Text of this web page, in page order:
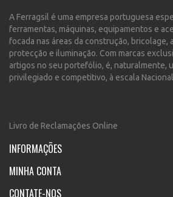
A Ferragsil é uma empresa portuguesa
ferramentas, máquinas, equipamentos e
focada nas áreas da construção, bricolage,
protecção e iluminação. Com marcas
artigos no seu portefólio, é, naturalmente,
privilegiado e competitivo, à escala
Livro de Reclamações Online
INFORMAÇÕES
MINHA CONTA
CONTATE-NOS